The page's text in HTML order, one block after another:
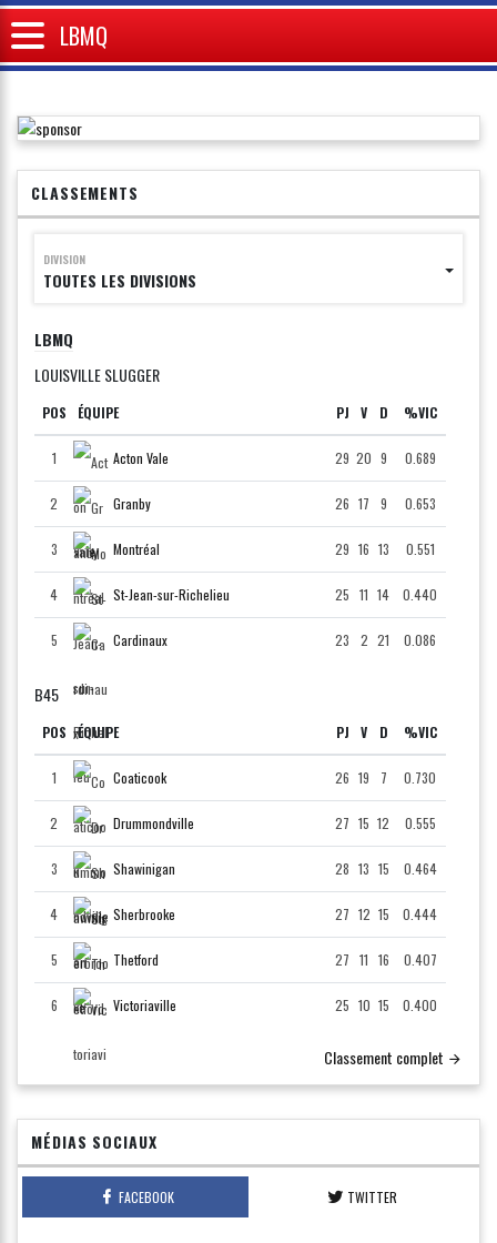
LBMQ
CLASSEMENTS
DIVISION
TOUTES LES DIVISIONS
LBMQ
LOUISVILLE SLUGGER
POS ÉQUIPE PJ V D %VIC
1 Acton Vale 29 20 9 0.689
2 Granby 26 17 9 0.653
3 Montréal 29 16 13 0.551
4 St-Jean-sur-Richelieu 25 11 14 0.440
5 Cardinaux 23 2 21 0.086
B45
POS ÉQUIPE PJ V D %VIC
1 Coaticook 26 19 7 0.730
2 Drummondville 27 15 12 0.555
3 Shawinigan 28 13 15 0.464
4 Sherbrooke 27 12 15 0.444
5 Thetford 27 11 16 0.407
6 Victoriaville 25 10 15 0.400
Classement complet
MÉDIAS SOCIAUX
FACEBOOK TWITTER